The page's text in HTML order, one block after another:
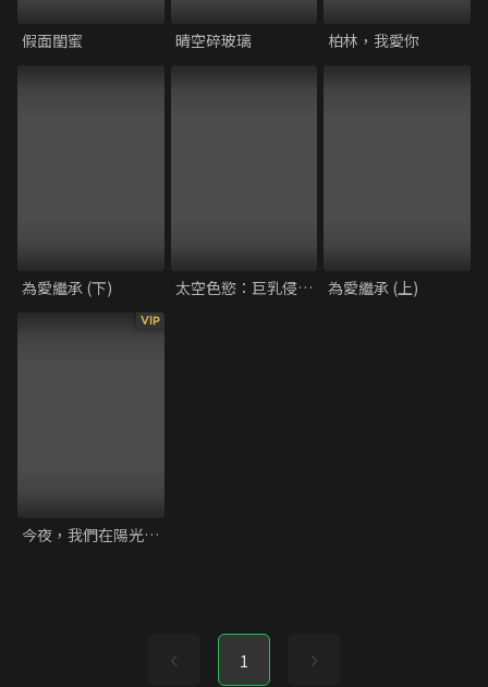
假面閨蜜 晴空碎玻璃 柏林，我愛你
為愛繼承 (下) 太空色慾：巨乳侵略者 為愛繼承 (上)
VIP
今夜，我們在陽光下擁抱
1